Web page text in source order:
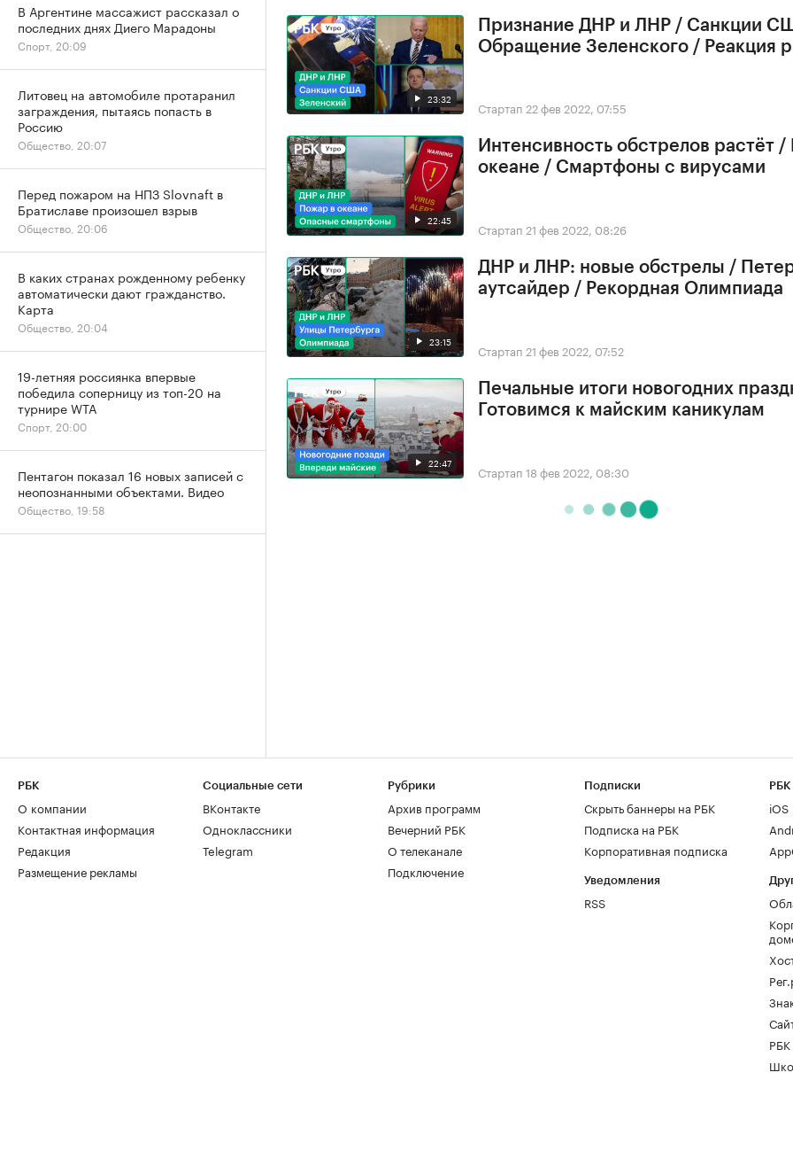
23:32
Признание ДНР и ЛНР / Санкции
Обращение Зеленского / Реакция
Стартап 22 фев 2022, 07:55
22:45
Интенсивность обстрелов растёт
океане / Смартфоны с вирусами
Стартап 21 фев 2022, 08:26
23:15
ДНР и ЛНР: новые обстрелы /
аутсайдер / Рекордная Олимпиада
Стартап 21 фев 2022, 07:52
22:47
Печальные итоги новогодних
Готовимся к майским каникулам
Стартап 18 фев 2022, 08:30
В Аргентине массажист рассказал о
последних днях Диего Марадоны
Спорт, 20:09
Литовец на автомобиле протаранил
заграждения, пытаясь попасть в
Россию
Общество, 20:07
Перед пожаром на НПЗ Slovnaft в
Братиславе произошел взрыв
Общество, 20:06
В каких странах рожденному ребенку
автоматически дают гражданство.
Карта
Общество, 20:04
19-летняя россиянка впервые
победила соперницу из топ-20 на
турнире WTA
Спорт, 20:00
Пентагон показал 16 новых записей с
неопознанными объектами. Видео
Общество, 19:58
РБК
О компании
Контактная информация
Редакция
Размещение рекламы
Социальные сети
ВКонтакте
Одноклассники
Telegram
Рубрики
Архив программ
Вечерний РБК
О телеканале
Подключение
Подписки
Скрыть баннеры на РБК
Подписка на РБК
Корпоративная подписка
Уведомления
RSS
РБК
iOS